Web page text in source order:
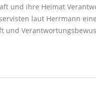
und ihre Heimat
laut Herrmann
und